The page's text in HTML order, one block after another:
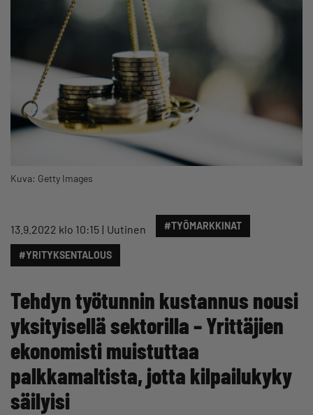
Kuva: Getty Images
13.9.2022 klo 10:15 Uutinen #TYÖMARKKINAT
#YRITYKSENTALOUS
Tehdyn työtunnin kustannus nousi
yksityisellä sektorilla – Yrittäjien
ekonomisti muistuttaa
palkkamaltista, jotta kilpailukyky
säilyisi